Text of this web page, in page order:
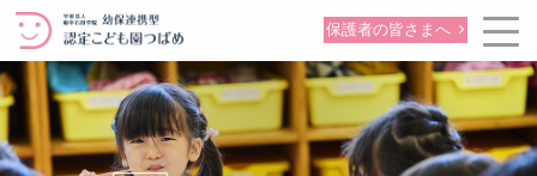
保護者の皆さまへ